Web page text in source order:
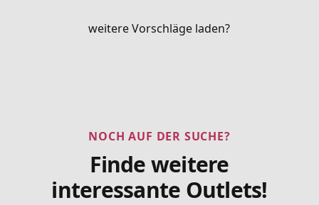
weitere Vorschläge laden?
NOCH AUF DER SUCHE?
Finde weitere
interessante Outlets!